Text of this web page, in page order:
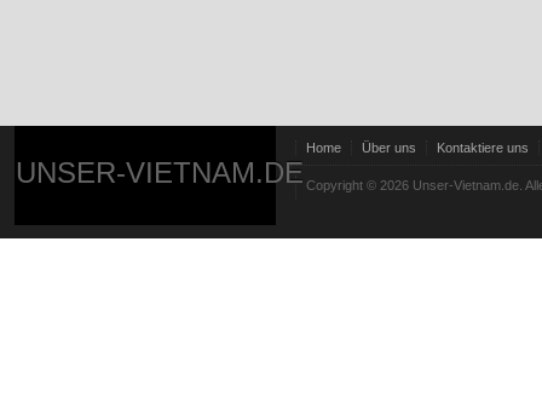
UNSER-VIETNAM.DE
Home Über uns Kontaktiere uns
Copyright © 2026 Unser-Vietnam.de.